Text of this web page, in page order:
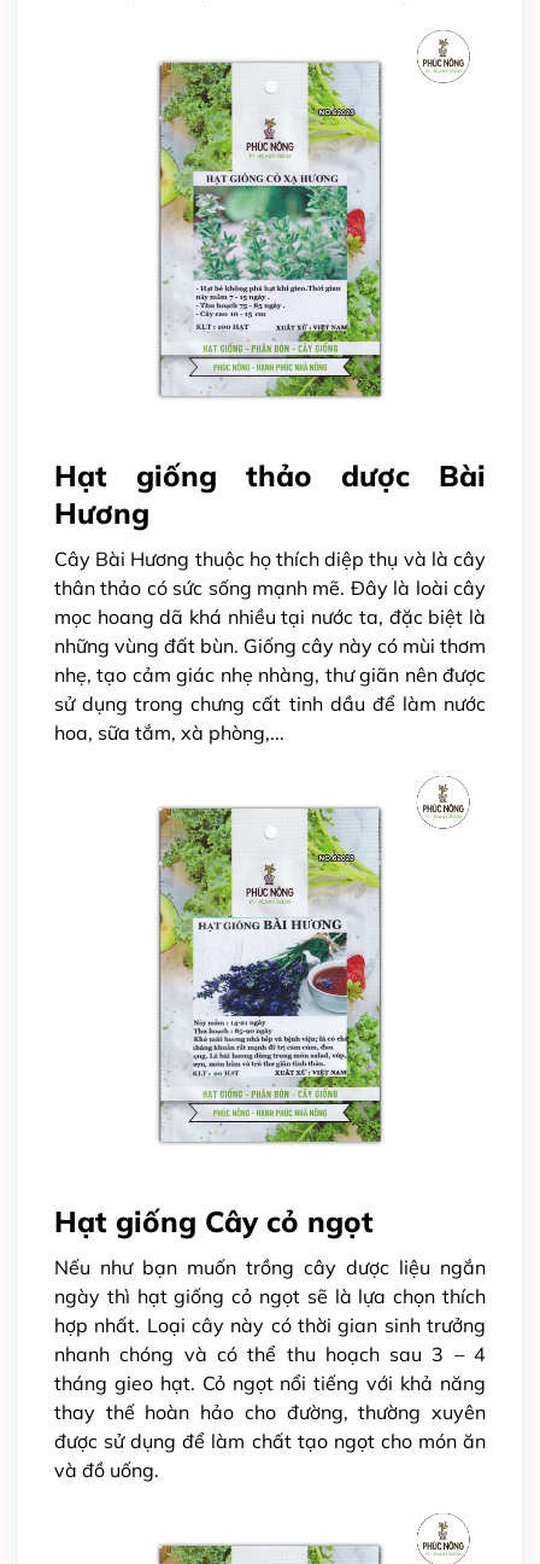
Hạt giống thảo dược Bài
Hương
Cây Bài Hương thuộc họ thích diệp thụ và là cây
thân thảo có sức sống mạnh mẽ. Đây là loài cây
mọc hoang dã khá nhiều tại nước ta, đặc biệt là
những vùng đất bùn. Giống cây này có mùi thơm
nhẹ, tạo cảm giác nhẹ nhàng, thư giãn nên được
sử dụng trong chưng cất tinh dầu để làm nước
hoa, sữa tắm, xà phòng,...
Hạt giống Cây cỏ ngọt
Nếu như bạn muốn trồng cây dược liệu ngắn
ngày thì hạt giống cỏ ngọt sẽ là lựa chọn thích
hợp nhất. Loại cây này có thời gian sinh trưởng
nhanh chóng và có thể thu hoạch sau 3 – 4
tháng gieo hạt. Cỏ ngọt nổi tiếng với khả năng
thay thế hoàn hảo cho đường, thường xuyên
được sử dụng để làm chất tạo ngọt cho món ăn
và đồ uống.